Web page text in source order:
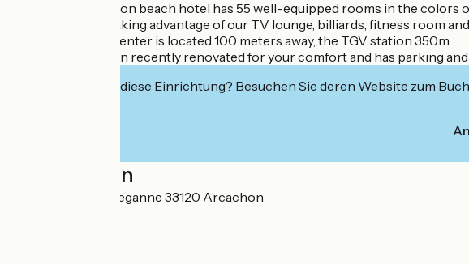
work. The Arcachon beach hotel has 55 well-equipped rooms in the colors
You will relax by taking advantage of our TV lounge, billiards, fitness room
The convention center is located 100 meters away, the TGV station 350m.
The hotel has been recently renovated for your comfort and has parking
Interessiert Sie diese Einrichtung? Besuchen Sie deren Website zum
Localisation
10 avenue Nelly Deganne 33120 Arcachon